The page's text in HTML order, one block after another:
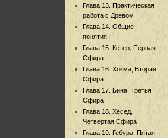
Глава 13. Практическая
работа с Древом
Глава 14. Общие
понятия
Глава 15. Кетер, Первая
Сфира
Глава 16. Хокма, Вторая
Сфира
Глава 17. Бина, Третья
Сфира
Глава 18. Хесед,
Четвертая Сфира
Глава 19. Гебура, Пятая